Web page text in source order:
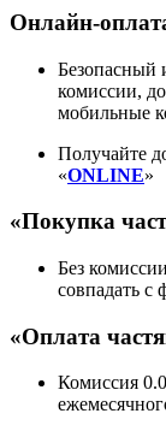
Онлайн-
Безопасный
комиссии,
мобильные
Получайте
«ONLINE»
«Покупка
Без
совпадать с
«Оплата
Комиссия